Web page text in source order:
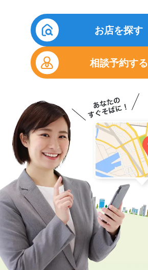
お店を探す
相談予約する